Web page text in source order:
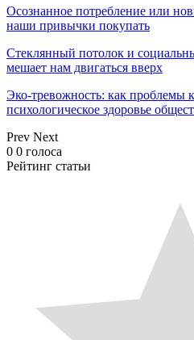
Осознанное потребление или
наши привычки покупать
Стеклянный потолок и
мешает нам двигаться вверх
Эко-тревожность: как проблемы
психологическое здоровье
Prev Next
0 0 голоса
Рейтинг статьи